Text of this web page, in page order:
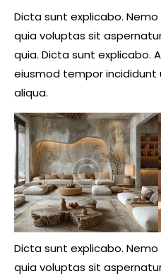
Dicta sunt explicabo.
quia voluptas sit
quia. Dicta sunt explicabo.
eiusmod tempor
aliqua.
Dicta sunt explicabo.
quia voluptas sit